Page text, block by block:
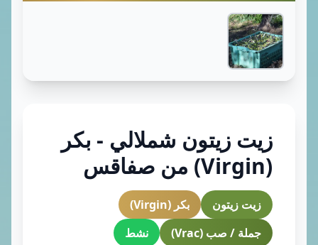
زيت زيتون شملالي - بكر
(Virgin) من صفاقس
زيت زيتون
بكر (Virgin)
جملة / صب (Vrac)
نشط